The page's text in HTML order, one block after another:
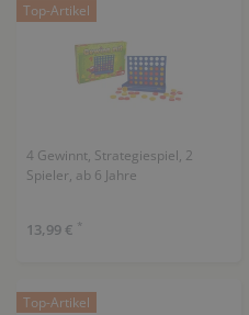
Top-Artikel
4 Gewinnt, Strategiespiel, 2
Spieler, ab 6 Jahre
13,99 € *
Top-Artikel